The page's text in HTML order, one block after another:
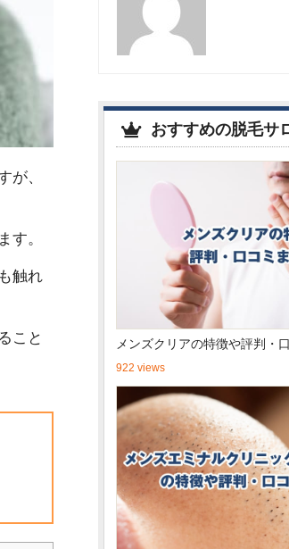
が、
す。
触れ
こと
おすすめの脱毛サ
メンズクリアの特徴や評判・
922 views